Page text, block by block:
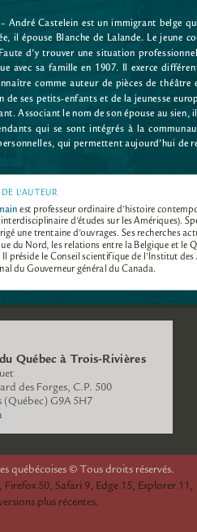
Québec à Trois-Rivières
des Forges, C.P. 500
(Québec) G9A 5H7
québécoises © Tous droits réservés.
50, Safari 9, Edge 15, Explorer 11,
plus récentes.